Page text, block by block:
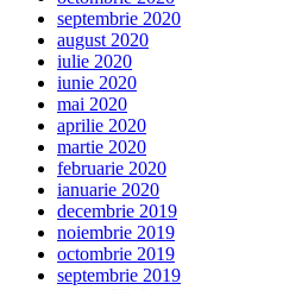
septembrie 2020
august 2020
iulie 2020
iunie 2020
mai 2020
aprilie 2020
martie 2020
februarie 2020
ianuarie 2020
decembrie 2019
noiembrie 2019
octombrie 2019
septembrie 2019